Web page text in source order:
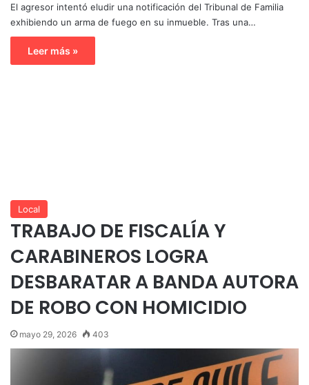
El agresor intentó eludir una notificación del Tribunal de Familia
exhibiendo un arma de fuego en su inmueble. Tras una…
Leer más »
Local
TRABAJO DE FISCALÍA Y
CARABINEROS LOGRA
DESBARATAR A BANDA AUTORA
DE ROBO CON HOMICIDIO
mayo 29, 2026 403